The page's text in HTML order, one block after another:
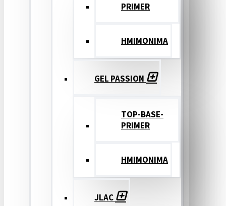
PRIMER
ΗΜΙΜΟΝΙΜΑ
GEL PASSION
TOP-BASE-
PRIMER
ΗΜΙΜΟΝΙΜΑ
JLAC